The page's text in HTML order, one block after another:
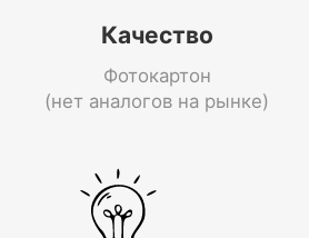
Качество
Фотокартон
(нет аналогов на рынке)